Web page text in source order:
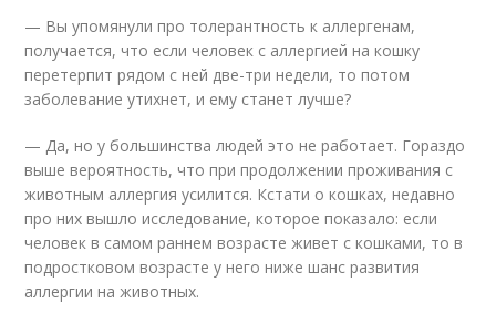
— Вы упомянули про толерантность к аллергенам,
получается, что если человек с аллергией на кошку
перетерпит рядом с ней две-три недели, то потом
заболевание утихнет, и ему станет лучше?
— Да, но у большинства людей это не работает. Гораздо
выше вероятность, что при продолжении проживания с
животным аллергия усилится. Кстати о кошках, недавно
про них вышло исследование, которое показало: если
человек в самом раннем возрасте живет с кошками, то в
подростковом возрасте у него ниже шанс развития
аллергии на животных.